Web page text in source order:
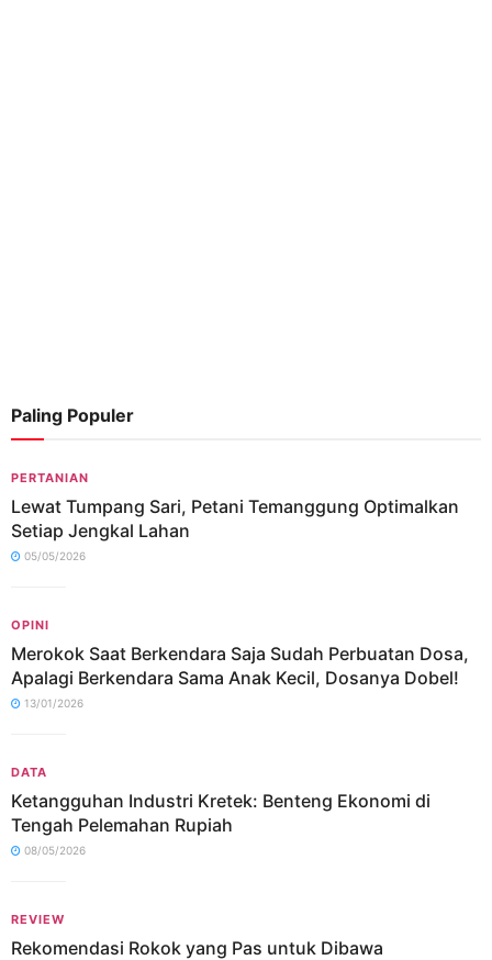
Paling Populer
PERTANIAN
Lewat Tumpang Sari, Petani Temanggung Optimalkan
Setiap Jengkal Lahan
05/05/2026
OPINI
Merokok Saat Berkendara Saja Sudah Perbuatan Dosa,
Apalagi Berkendara Sama Anak Kecil, Dosanya Dobel!
13/01/2026
DATA
Ketangguhan Industri Kretek: Benteng Ekonomi di
Tengah Pelemahan Rupiah
08/05/2026
REVIEW
Rekomendasi Rokok yang Pas untuk Dibawa